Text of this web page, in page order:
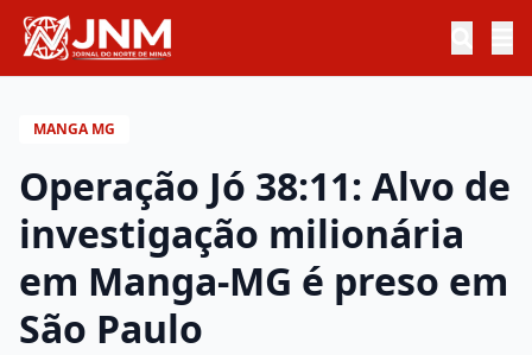
MANGA MG
Operação Jó 38:11: Alvo de
investigação milionária
em Manga-MG é preso em
São Paulo